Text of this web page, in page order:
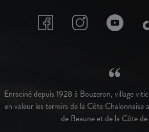
Enraciné depuis 1928 à Bouzeron, village
en valeur les terroirs de la Côte Chalonnaise
de Beaune et de la Côte